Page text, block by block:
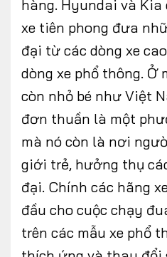
hàng. Hyundai và
xe tiên phong đưa
đại từ các dòng xe
dòng xe phổ thông.
còn nhỏ bé như Việt
đơn thuần là một
mà nó còn là nơi
giới trẻ, hưởng thụ
đại. Chính các hãng
đầu cho cuộc chạy
trên các mẫu xe phổ